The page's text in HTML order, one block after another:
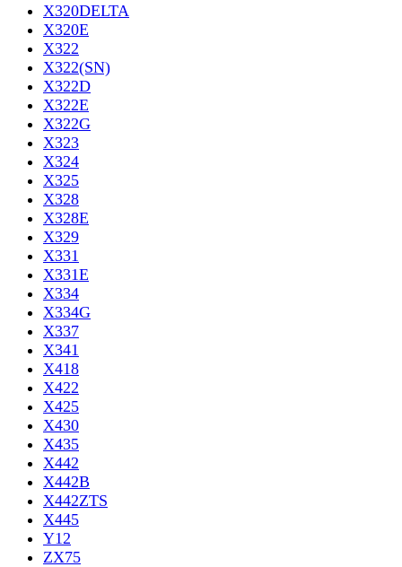
X320DELTA
X320E
X322
X322(SN)
X322D
X322E
X322G
X323
X324
X325
X328
X328E
X329
X331
X331E
X334
X334G
X337
X341
X418
X422
X425
X430
X435
X442
X442B
X442ZTS
X445
Y12
ZX75